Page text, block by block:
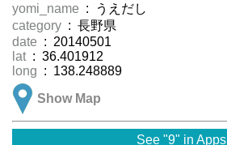
yomi_name : うえだし
category : 長野県
date : 20140501
lat : 36.401912
long : 138.248889
Show Map
See "9" in Apps